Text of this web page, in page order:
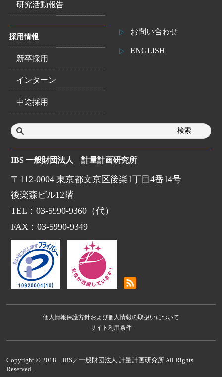
研究活動報告
採用情報
新卒採用
インターン
中途採用
お問い合わせ
ENGLISH
IBS 一般財団法人 計量計画研究所
〒112-0004 東京都文京区後楽1丁目4番14号
後楽森ビル12階
TEL：03-5990-9360（代）
FAX：03-5990-9349
個人情報保護方針および個人情報の取扱いについて
サイト利用条件
Copyright © 2018 IBS／一般財団法人 計量計画研究所 All Rights
Reserved.